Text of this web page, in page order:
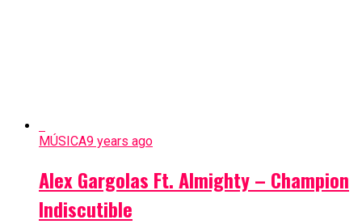
MÚSICA9 years ago
Alex Gargolas Ft. Almighty – Champion
Indiscutible